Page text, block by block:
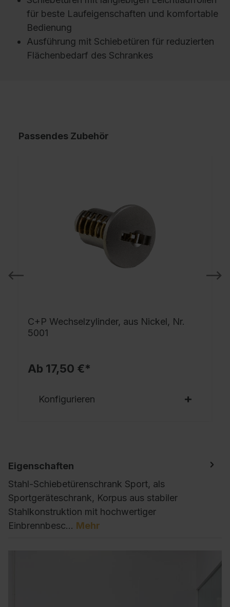
für beste Laufeigenschaften und komfortable
Bedienung
Ausführung mit Schiebetüren für reduzierten
Flächenbedarf des Schrankes
Passendes Zubehör
C+P Wechselzylinder, aus Nickel, Nr.
5001
Ab 17,50 €*
Konfigurieren
Eigenschaften
Stahl-Schiebetürenschrank Sport, als
Sportgeräteschrank, Korpus aus stabiler
Stahlkonstruktion mit hochwertiger
Einbrennbesc… Mehr